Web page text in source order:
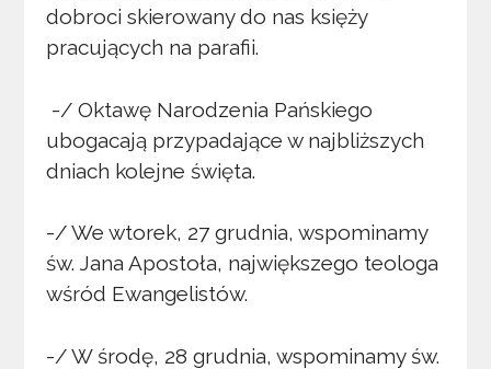
dobroci skierowany do nas księży
pracujących na parafii.
-/ Oktawę Narodzenia Pańskiego
ubogacają przypadające w najbliższych
dniach kolejne święta.
-/ We wtorek, 27 grudnia, wspominamy
św. Jana Apostoła, największego teologa
wśród Ewangelistów.
-/ W środę, 28 grudnia, wspominamy św.